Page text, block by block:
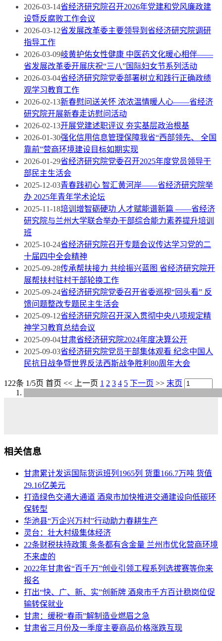
2026-03-14省经济研究院召开2026年党建和党风廉政建
设暨反腐败工作会议
2026-03-12省发展改革委主要领导到省经济研究院调研
指导工作
2026-03-09岐黄护佑女性健康 中医药文化暖心相伴——
省发展改革委开展庆祝“三八”国际妇女节系列活动
2026-03-04省经济研究院党委部署树立和践行正确政绩
观学习教育工作
2026-02-13新春慰问送关怀 浓浓温情暖人心——省经济
研究院开展新春走访慰问活动
2026-02-13开展党建述职评议 夯实基层政治根基
2026-01-30强化信用信息管理保障我省“西部领先、 全国
靠前”营商环境建设目标如期实现
2026-01-29省经济研究院党委召开2025年度党员领导干
部民主生活会
2025-12-03青春践初心 智汇黄河岸——省经济研究院举
办 2025年青年学术论坛
2025-11-18培训增智砺硬功 人才赋能谱新篇 ——省经济
研究院与兰州大学联合举办干部综合能力素养提升培训
班
2025-10-24省经济研究院召开专题会议传达学习党的二
十届四中全会精神
2025-09-28传承帮扶接力 共绘振兴蓝图 省经济研究院开
展帮扶村驻村干部轮换工作
2025-09-24省经济研究院党委召开省委巡视“回头看” 反
馈问题整改专题民主生活会
2025-09-12省经济研究院召开深入贯彻中央八项规定精
神学习教育总结会议
2025-09-04甘肃省经济研究院2024年度决算公开
2025-09-03省经济研究院党员干部集体观看 纪念中国人
民抗日战争暨世界反法西斯战争胜利80周年大会
122条 1/5页 首页 << 上一页 1 2 3 4 5 下一页 >> 末页
相关信息
甘肃累计发运国际货运班列1965列 货重166.7万吨 货值
29.16亿美元
打造绿色交通大通道 酒泉市加快推进交通建设向低碳环
保转型
华池县“万企兴万村”行动助力春耕生产
灵台：壮大村级集体经济
22条财税扶持政策 条条都有含金量 兰州市优化营商环境
不来虚的
2022年甘肃省“百千万”创业引领工程系列选拔赛等你来
报名
打出“快、广、新、实”创新牌 酒泉市千方百计稳岗位促
输转保就业
甘肃：缓税“春雨”解制造业燃眉之急
甘肃省三月份及一季度主要商品价格涨跌互现